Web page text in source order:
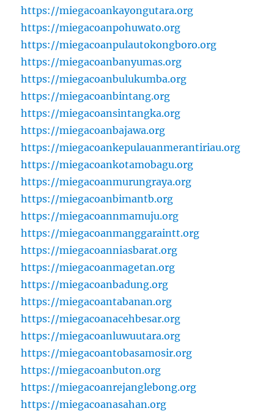
https://miegacoankayongutara.org
https://miegacoanpohuwato.org
https://miegacoanpulautokongboro.org
https://miegacoanbanyumas.org
https://miegacoanbulukumba.org
https://miegacoanbintang.org
https://miegacoansintangka.org
https://miegacoanbajawa.org
https://miegacoankepulauanmerantiriau.org
https://miegacoankotamobagu.org
https://miegacoanmurungraya.org
https://miegacoanbimantb.org
https://miegacoannmamuju.org
https://miegacoanmanggaraintt.org
https://miegacoanniasbarat.org
https://miegacoanmagetan.org
https://miegacoanbadung.org
https://miegacoantabanan.org
https://miegacoanacehbesar.org
https://miegacoanluwuutara.org
https://miegacoantobasamosir.org
https://miegacoanbuton.org
https://miegacoanrejanglebong.org
https://miegacoanasahan.org